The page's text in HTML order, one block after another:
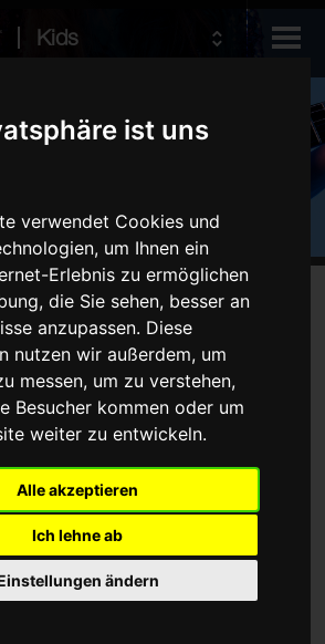
ist uns
verwendet Cookies und
um Ihnen ein
Erlebnis zu ermöglichen
die Sie sehen, besser an
anzupassen. Diese
nutzen wir außerdem, um
messen, um zu verstehen,
Besucher kommen oder um
weiter zu entwickeln.
Alle akzeptieren
Ich lehne ab
ändern
Kids
Produkte
und Bassgitarren
Ihren Filtern